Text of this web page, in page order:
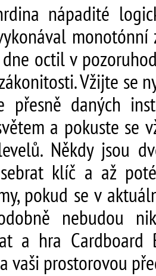
nápadité
monotónní
octil v
Vžijte se
přesně daných
a pokuste se
Někdy jsou
klíč a až
pokud se v
nebudou
a hra Cardboard
vaši prostorovou